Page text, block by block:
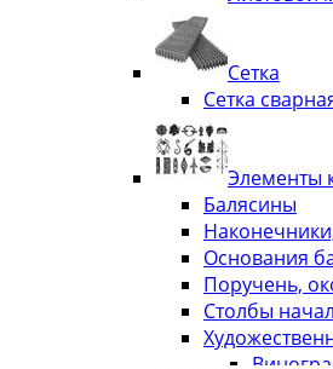
Сетка
Сетка
Элементы
Балясины
Основания
Поручень,
Столбы